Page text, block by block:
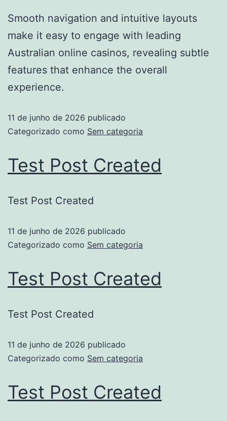
Smooth navigation and intuitive layouts
make it easy to engage with leading
Australian online casinos, revealing subtle
features that enhance the overall
experience.
11 de junho de 2026 publicado
Categorizado como Sem categoria
Test Post Created
Test Post Created
11 de junho de 2026 publicado
Categorizado como Sem categoria
Test Post Created
Test Post Created
11 de junho de 2026 publicado
Categorizado como Sem categoria
Test Post Created